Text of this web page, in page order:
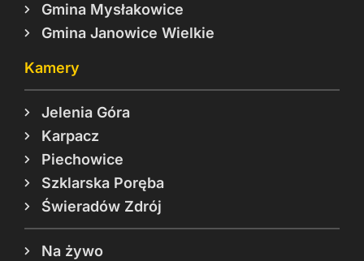
Gmina Mysłakowice
Gmina Janowice Wielkie
Kamery
Jelenia Góra
Karpacz
Piechowice
Szklarska Poręba
Świeradów Zdrój
Na żywo